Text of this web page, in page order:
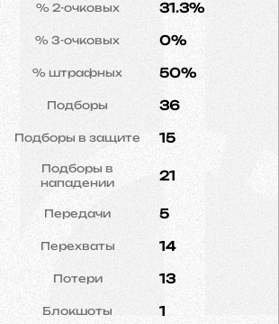
% 2-очковых 31.3%
% 3-очковых 0%
% штрафных 50%
Подборы 36
Подборы в защите 15
Подборы в
нападении
21
Передачи 5
Перехваты 14
Потери 13
Блокшоты 1